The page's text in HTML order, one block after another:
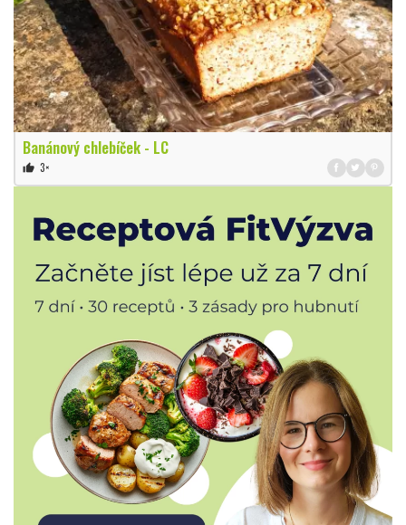
Banánový chlebíček - LC
thumb_up 3×